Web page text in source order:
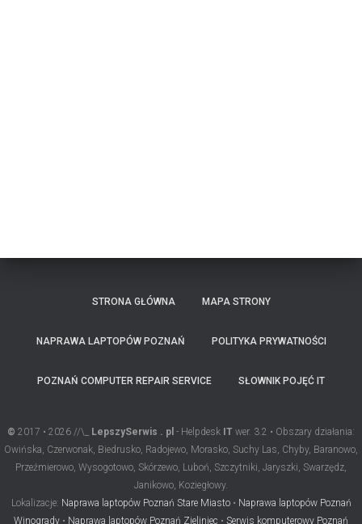
STRONA GŁÓWNA MAPA STRONY
NAPRAWA LAPTOPÓW POZNAŃ POLITYKA PRYWATNOŚCI
POZNAŃ COMPUTER REPAIR SERVICE SŁOWNIK POJĘĆ IT
© 2017 • 2026 //\_ LepszySerwis . pl - Helpdesk IT wer. 3.2 • Obszary działania:
Owińska, Czerwonak, Biedrusko, Radojewo, Morasko, Suchy Las, Chyby, Baranowo,
Przeźmierowo, Wysogotowo, Skórzewo, Luboń, Szczytniki, Jaryszki, Swarzędz,
Janikowo, Koziegłowy.
Lokalizacje: Naprawa laptopów Poznań Stare Miasto• Naprawa laptopów Poznań
Winogrady • Naprawa laptopów Poznań Zieliniec • Serwis komputerowy Poznań